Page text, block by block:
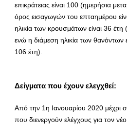
επικράτειας είναι 100 (ημερήσια
όρος εισαγωγών του επταημέρου
ηλικία των κρουσμάτων είναι 36
ενώ η διάμεση ηλικία των θανόντων
106 έτη).
Δείγματα που έχουν ελεγχθεί:
Από την 1η Ιανουαρίου 2020 μέχρι
που διενεργούν ελέγχους για τον